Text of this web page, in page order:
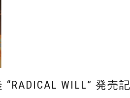
WILL” 発売